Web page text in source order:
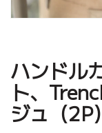
ハンドル
ト、
ジュ（2P）